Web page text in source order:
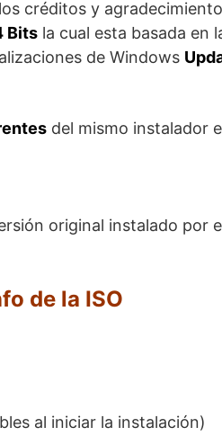
créditos y
Bits la cual esta basada en
de Windows
del mismo instalador
original instalado por
de la ISO
al iniciar la instalación)